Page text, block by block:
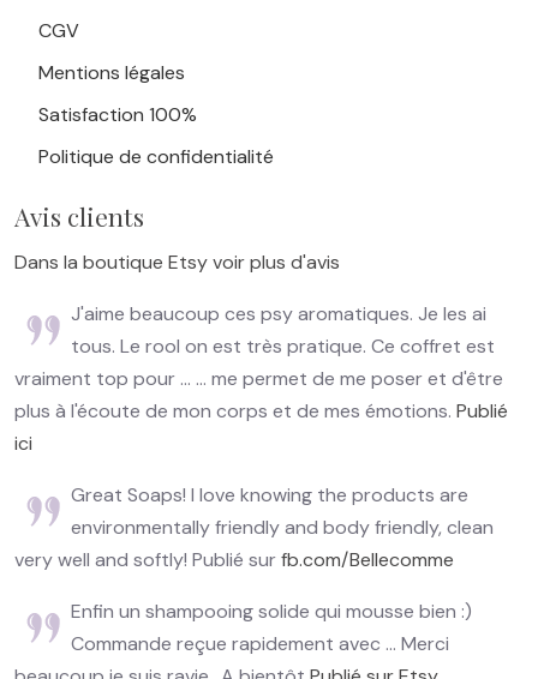
CGV
Mentions légales
Satisfaction 100%
Politique de confidentialité
Avis clients
Dans la boutique Etsy voir plus d'avis
J'aime beaucoup ces psy aromatiques. Je les ai
tous. Le rool on est très pratique. Ce coffret est
vraiment top pour ... ... me permet de me poser et d'être
plus à l'écoute de mon corps et de mes émotions. Publié
ici
Great Soaps! I love knowing the products are
environmentally friendly and body friendly, clean
very well and softly! Publié surfb.com/Bellecomme
Enfin un shampooing solide qui mousse bien :)
Commande reçue rapidement avec ... Merci